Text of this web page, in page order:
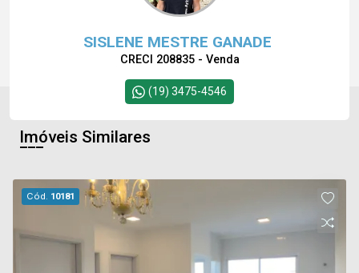
SISLENE MESTRE GANADE
CRECI 208835 - Venda
(19) 3475-4546
Imóveis Similares
Cód. 10181